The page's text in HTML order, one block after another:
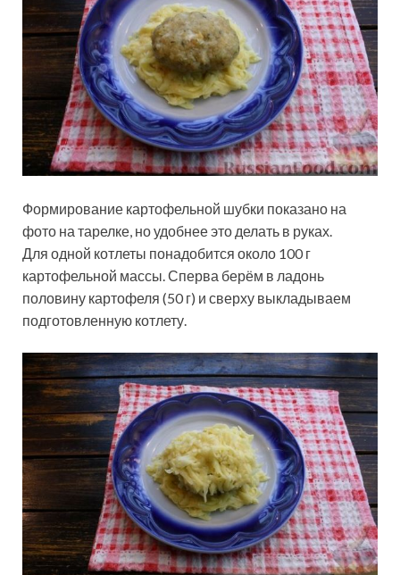
Формирование картофельной шубки показано на
фото на тарелке, но удобнее это делать в руках.
Для одной котлеты понадобится около 100 г
картофельной массы. Сперва берём в ладонь
половину картофеля (50 г) и сверху выкладываем
подготовленную котлету.